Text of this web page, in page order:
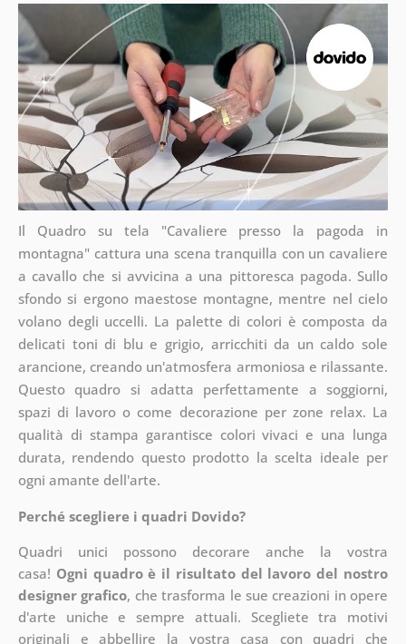
Il Quadro su tela "Cavaliere presso la pagoda in
montagna" cattura una scena tranquilla con un cavaliere
a cavallo che si avvicina a una pittoresca pagoda. Sullo
sfondo si ergono maestose montagne, mentre nel cielo
volano degli uccelli. La palette di colori è composta da
delicati toni di blu e grigio, arricchiti da un caldo sole
arancione, creando un'atmosfera armoniosa e rilassante.
Questo quadro si adatta perfettamente a soggiorni,
spazi di lavoro o come decorazione per zone relax. La
qualità di stampa garantisce colori vivaci e una lunga
durata, rendendo questo prodotto la scelta ideale per
ogni amante dell'arte.
Perché scegliere i quadri Dovido?
Quadri unici possono decorare anche la vostra
casa! Ogni quadro è il risultato del lavoro del nostro
designer grafico, chetrasforma le sue creazioni in opere
d'arte uniche e sempre attuali. Scegliete tra motivi
originali e abbellire la vostra casa con quadri che